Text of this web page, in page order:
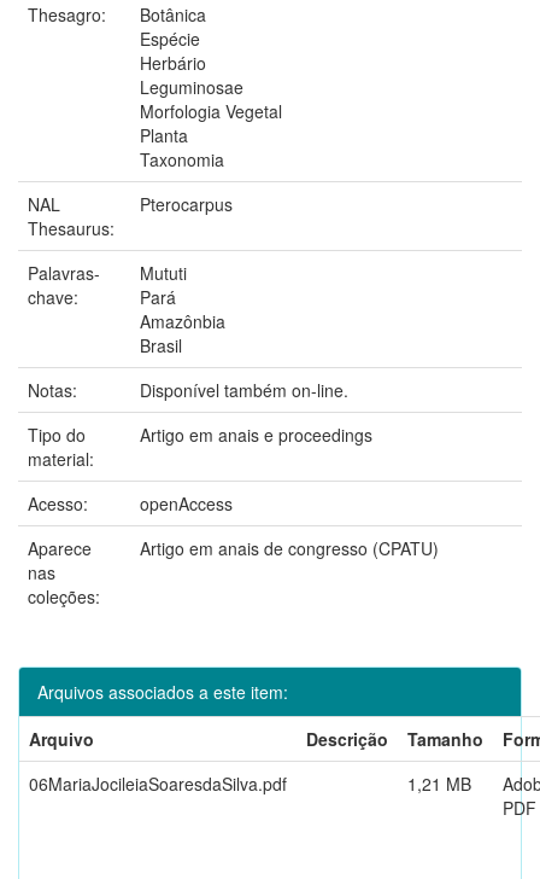
Thesagro:
Botânica
Espécie
Herbário
Leguminosae
Morfologia Vegetal
Planta
Taxonomia
NAL
Thesaurus:
Pterocarpus
Palavras-
chave:
Mututi
Pará
Amazônbia
Brasil
Notas:
Disponível também on-line.
Tipo do
material:
Artigo em anais e proceedings
Acesso:
openAccess
Aparece
nas
coleções:
Artigo em anais de congresso (CPATU)
Arquivos associados a este item:
Arquivo
Descrição Tamanho
06MariaJocileiaSoaresdaSilva.pdf
1,21 MB
PDF